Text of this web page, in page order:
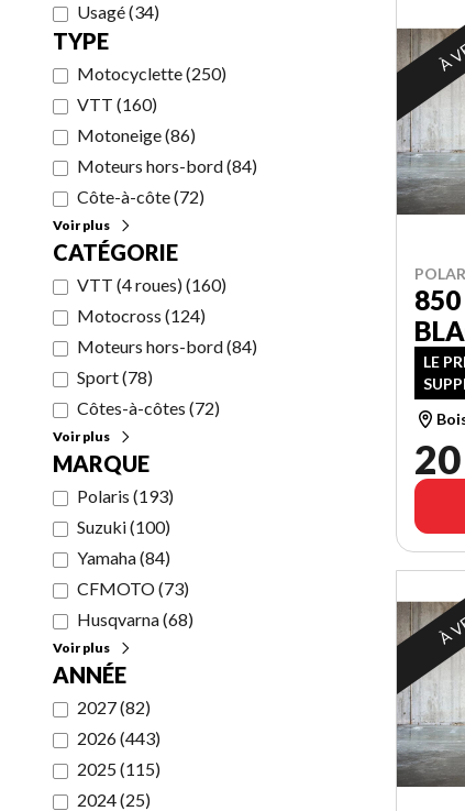
Usagé(34)
TYPE
Motocyclette(250)
VTT (160)
Motoneige(86)
Moteurs hors-bord(84)
Côte-à-côte(72)
Voir plus
CATÉGORIE
VTT (4 roues)(160)
Motocross (124)
Moteurs hors-bord(84)
Sport(78)
Côtes-à-côtes (72)
Voir plus
MARQUE
Polaris (193)
Suzuki(100)
Yamaha(84)
CFMOTO(73)
Husqvarna(68)
Voir plus
ANNÉE
2027(82)
2026(443)
2025(115)
2024(25)
À
850
LE
À